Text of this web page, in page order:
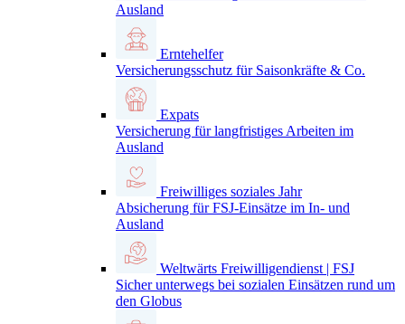
Ausland
Erntehelfer
Versicherungsschutz für Saisonkräfte & Co.
Expats
Versicherung für langfristiges Arbeiten im
Ausland
Freiwilliges soziales Jahr
Absicherung für FSJ-Einsätze im In- und
Ausland
Weltwärts Freiwilligendienst | FSJ
Sicher unterwegs bei sozialen Einsätzen rund um
den Globus